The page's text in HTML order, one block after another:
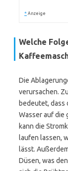
* Anzeige
Welche
Die
verursachen.
bedeutet, dass
Wasser auf die
kann die
laufen lassen,
lässt.
Düsen, was